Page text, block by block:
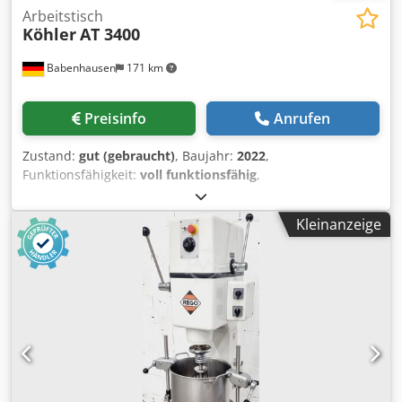
Babenhausen 171 km
Arbeitstisch
KöhlerAT 3400
Preisinfo Anrufen
Zustand: gut (gebraucht), Baujahr: 2022,
Funktionsfähigkeit: voll funktionsfähig,
Maschinen-/Fahrzeugnummer:
mm, Gesamtbreite:3.400 mm, Arbeitstische AT 3400
fahrbar Edelstahl - Arbeitsplatte mit Galerie hinten
Schubladenblock rechts 2 Edelstahlmehlwagen 8
Zutatenbehälter links mit Edelstahldeckel Gebrauchtgerät
gereinigt Maße: 3400 x 800 x 970 mm, BxTxH Option:
Chodpfjwyrw Iox Ab Uoa Lieferservice Viele weitere Tische /
Arbeitstische haben wir auf Lager!
Kleinanzeige